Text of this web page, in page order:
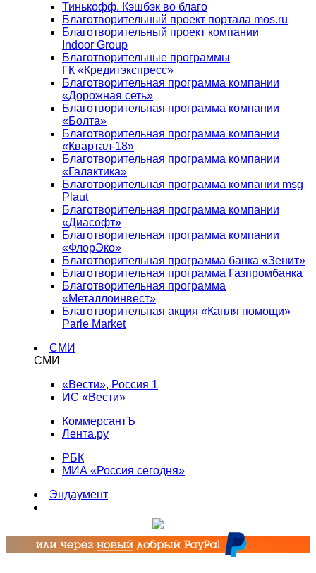
Тинькофф. Кэшбэк во благо
Благотворительный проект портала mos.ru
Благотворительный проект компании
Indoor Group
Благотворительные программы
ГК «Кредитэкспресс»
Благотворительная программа компании
«Дорожная сеть»
Благотворительная программа компании
«Болта»
Благотворительная программа компании
«Квартал-18»
Благотворительная программа компании
«Галактика»
Благотворительная программа компании msg
Plaut
Благотворительная программа компании
«Диасофт»
Благотворительная программа компании
«ФлорЭко»
Благотворительная программа банка «Зенит»
Благотворительная программа Газпромбанка
Благотворительная программа
«Металлоинвест»
Благотворительная акция «Капля помощи»
Parle Market
СМИ
СМИ
«Вести», Россия 1
ИС «Вести»
КоммерсантЪ
Лента.ру
РБК
МИА «Россия сегодня»
Эндаумент